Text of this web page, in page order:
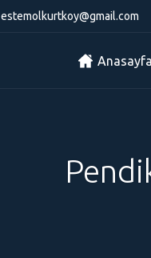
estemolkurtkoy@gmail.com
Anasayfa